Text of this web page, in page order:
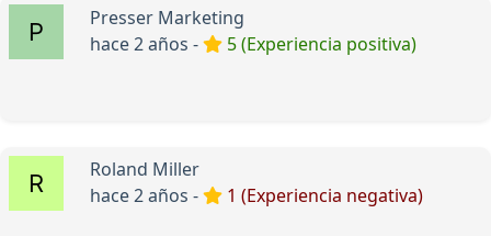
Presser Marketing
hace 2 años -
5 (Experiencia positiva)
Roland Miller
hace 2 años -
1 (Experiencia negativa)